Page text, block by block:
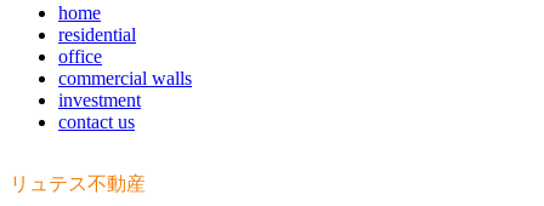
home
residential
office
commercial walls
investment
contact us
リュテス不動産